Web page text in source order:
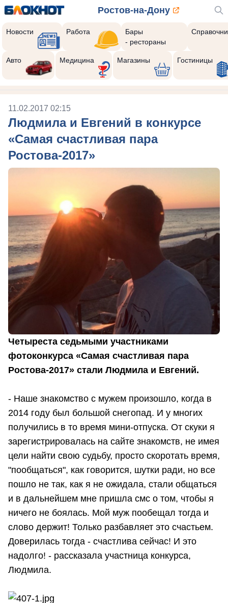
Ростов-на-Дону
Новости Работа
Бары
- рестораны
Авто Медицина Магазины Гостиницы
11.02.2017 02:15
Людмила и Евгений в конкурсе
«Самая счастливая пара
Ростова-2017»
Четыреста седьмыми участниками
фотоконкурса «Самая счастливая пара
Ростова-2017» стали Людмила и Евгений.
- Наше знакомство с мужем произошло, когда в
2014 году был большой снегопад. И у многих
получились в то время мини-отпуска. От скуки я
зарегистрировалась на сайте знакомств, не имея
цели найти свою судьбу, просто скоротать время,
"пообщаться", как говорится, шутки ради, но все
пошло не так, как я не ожидала, стали общаться
и в дальнейшем мне пришла смс о том, чтобы я
ничего не боялась. Мой муж пообещал тогда и
слово держит! Только разбавляет это счастьем.
Доверилась тогда - счастлива сейчас! И это
надолго! - рассказала участница конкурса,
Людмила.